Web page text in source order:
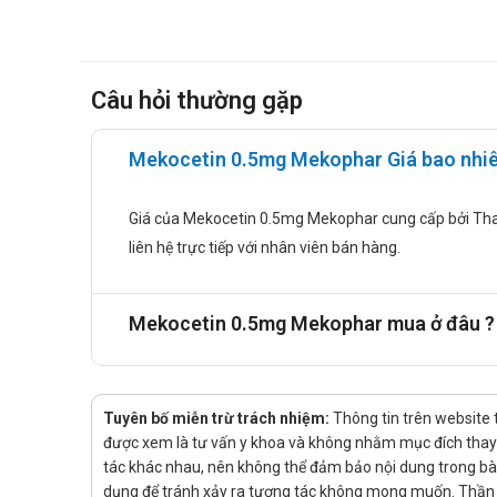
Không dùng Betamethason cho những người tâm
Không dùng trong nhiễm khuẩn, nhiễm virus và
Bệnh nhân bị mẫn cảm với các thành phần thuốc.
Tác dụng phụ của thuốc Mekocetin
Rối loạn nước và điện giải: Khi dùng thuốc
hoại tử vô trùng đầu xương đùi và hoại tử vô
Trên đường tiêu hóa: Gây ra viêm loét dạ dày
Có thể gây ra co giật, gây tăng áp lực nội sọ với
Nội tiết: rối loạn kinh nguyệt; hội chứng Cushing;
carbohydrate; gây tăng nhu cầu về insulin hoặc
Mắt: Nguy cơ gây đục thủy tinh thể dưới bao, tăng
Câu hỏi thường gặp
Mekocetin 0.5mg Mekophar Giá bao
Giá của Mekocetin 0.5mg Mekophar cung cấp bởi
liên hệ trực tiếp với nhân viên bán hàng.
Mekocetin 0.5mg Mekophar mua ở đâu ?
Tuyên bố miễn trừ trách nhiệm: Thông tin trên website
được xem là tư vấn y khoa và không nhằm mục đích
tác khác nhau, nên không thể đảm bảo nội dung trong
dụng để tránh xảy ra tương tác không mong muốn.